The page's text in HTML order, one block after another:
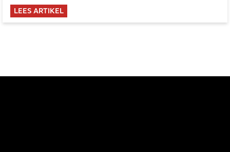
dopeling iedere dag 'blijmoedig zijn of haar kruis kan
dragen'. Hoe gaan we met die complexe relatie met
het lijden om? Anders gezegd: hoe leren we om vrolijk
LEES ARTIKEL